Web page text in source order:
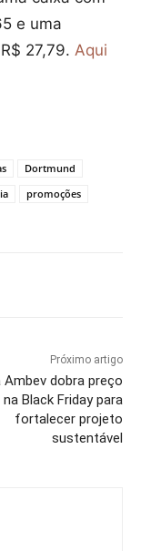
e uma
27,79. Aqui
Dortmund
promoções
Próximo artigo
Ambev dobra preço
na Black Friday para
fortalecer projeto
sustentável